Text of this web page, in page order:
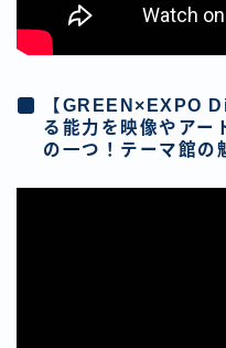
【GREEN×EXPO
る能力を映像やアー
の一つ！テーマ館の